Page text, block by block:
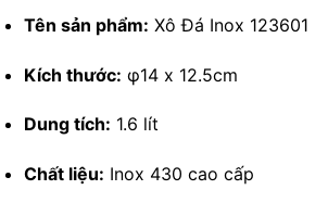
Tên sản phẩm: Xô Đá Inox 123601
Kích thước: φ14 x 12.5cm
Dung tích: 1.6 lít
Chất liệu: Inox 430 cao cấp